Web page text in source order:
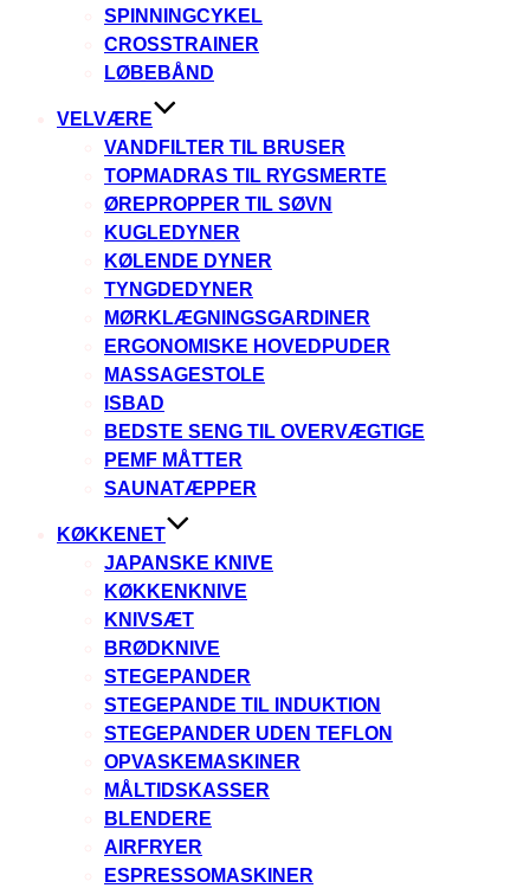
SPINNINGCYKEL
CROSSTRAINER
LØBEBÅND
VELVÆRE
VANDFILTER TIL BRUSER
TOPMADRAS TIL RYGSMERTE
ØREPROPPER TIL SØVN
KUGLEDYNER
KØLENDE DYNER
TYNGDEDYNER
MØRKLÆGNINGSGARDINER
ERGONOMISKE HOVEDPUDER
MASSAGESTOLE
ISBAD
BEDSTE SENG TIL OVERVÆGTIGE
PEMF MÅTTER
SAUNATÆPPER
KØKKENET
JAPANSKE KNIVE
KØKKENKNIVE
KNIVSÆT
BRØDKNIVE
STEGEPANDER
STEGEPANDE TIL INDUKTION
STEGEPANDER UDEN TEFLON
OPVASKEMASKINER
MÅLTIDSKASSER
BLENDERE
AIRFRYER
ESPRESSOMASKINER